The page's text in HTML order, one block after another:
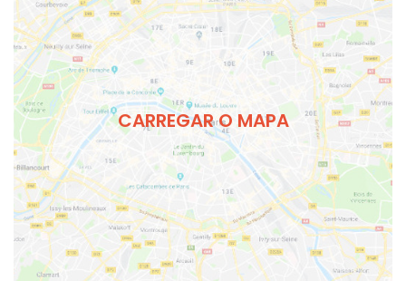
CARREGAR O MAPA